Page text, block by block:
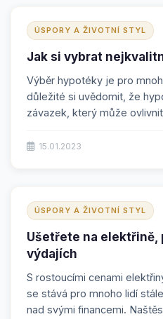
ÚSPORY A ŽIVOTNÍ STYL
Jak si vybrat
Výběr hypotéky je pro
důležité si uvědomit, že
závazek, který může
15.01.2023
ÚSPORY A ŽIVOTNÍ STYL
Ušetřete na elektřině,
výdajích
S rostoucími cenami
se stává pro mnoho lidí
nad svými financemi.